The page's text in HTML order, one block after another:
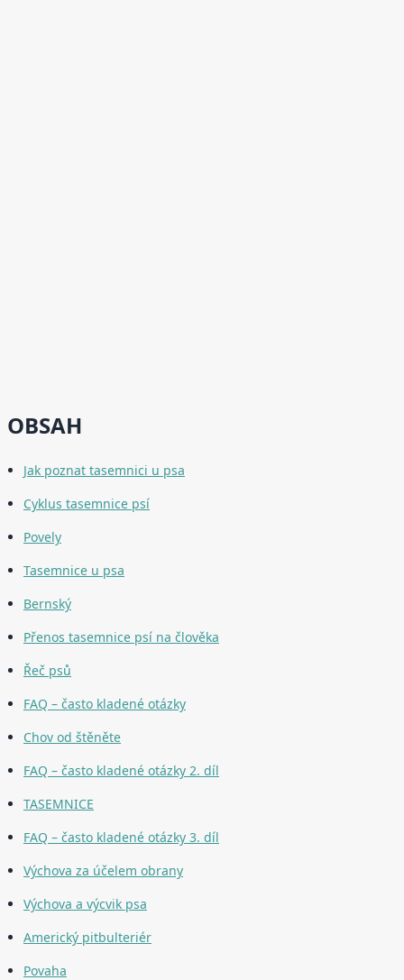
OBSAH
Jak poznat tasemnici u psa
Cyklus tasemnice psí
Povely
Tasemnice u psa
Bernský
Přenos tasemnice psí na člověka
Řeč psů
FAQ – často kladené otázky
Chov od štěněte
FAQ – často kladené otázky 2. díl
TASEMNICE
FAQ – často kladené otázky 3. díl
Výchova za účelem obrany
Výchova a výcvik psa
Americký pitbulteriér
Povaha